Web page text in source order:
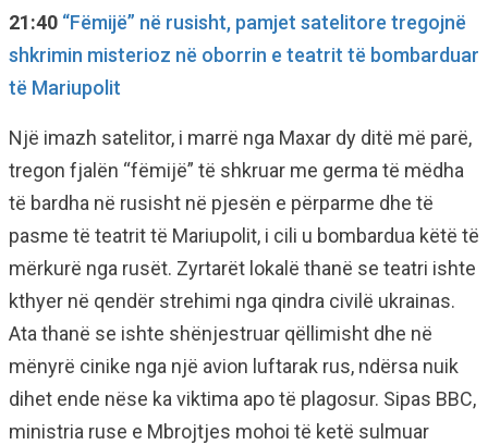
21:40 “Fëmijë” në rusisht, pamjet satelitore tregojnë
shkrimin misterioz në oborrin e teatrit të bombarduar
të Mariupolit
Një imazh satelitor, i marrë nga Maxar dy ditë më parë,
tregon fjalën “fëmijë” të shkruar me germa të mëdha
të bardha në rusisht në pjesën e përparme dhe të
pasme të teatrit të Mariupolit, i cili u bombardua këtë të
mërkurë nga rusët. Zyrtarët lokalë thanë se teatri ishte
kthyer në qendër strehimi nga qindra civilë ukrainas.
Ata thanë se ishte shënjestruar qëllimisht dhe në
mënyrë cinike nga një avion luftarak rus, ndërsa nuik
dihet ende nëse ka viktima apo të plagosur. Sipas BBC,
ministria ruse e Mbrojtjes mohoi të ketë sulmuar